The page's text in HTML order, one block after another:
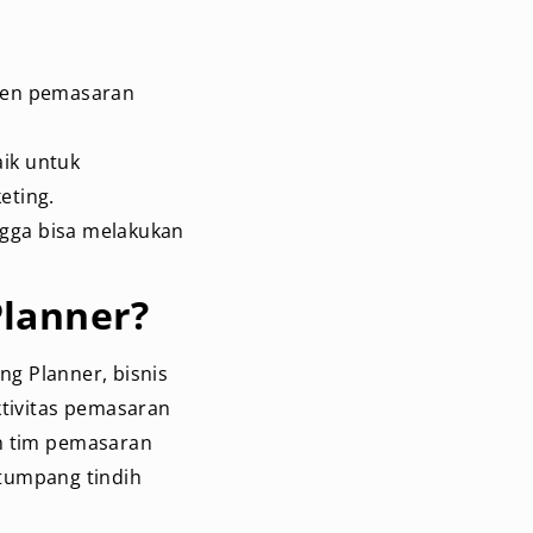
pemasaran
untuk
bisa melakukan
Planner, bisnis
pemasaran
tim pemasaran
tindih